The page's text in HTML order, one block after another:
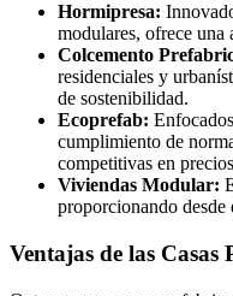
Hormipresa:
modulares, ofrece una
Colcemento
residenciales y
de sostenibilidad.
Ecoprefab:
cumplimiento de
competitivas en
Viviendas Modular:
proporcionando desde
Ventajas de las